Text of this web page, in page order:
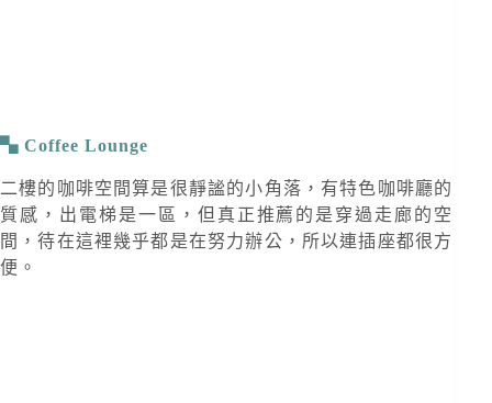
Coffee Lounge
二樓的咖啡空間算是很靜謐的小角落，有特色咖啡廳的
質感，出電梯是一區，但真正推薦的是穿過走廊的空
間，待在這裡幾乎都是在努力辦公，所以連插座都很方
便。